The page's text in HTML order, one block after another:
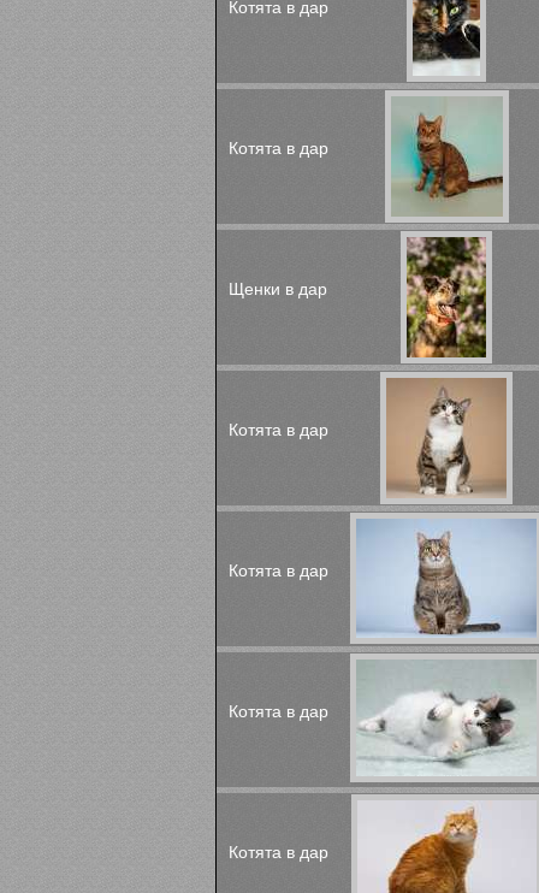
Котята в дар
Котята в дар
Щенки в дар
Котята в дар
Котята в дар
Котята в дар
Котята в дар